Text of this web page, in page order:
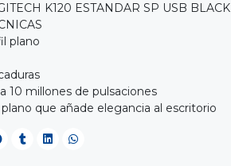
K120 ESTANDAR SP USB BLACK
plano
10 millones de pulsaciones
que añade elegancia al escritorio